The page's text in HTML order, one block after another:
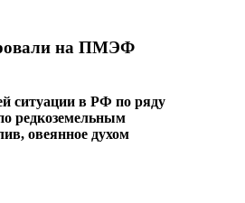
на ПМЭФ
ситуации в РФ по ряду
редкоземельным
овеянное духом